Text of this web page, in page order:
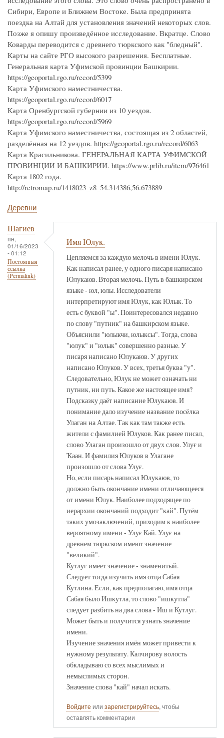
Сибири, Европе и Ближнем Востоке. Была предпринята
поездка на Алтай для установления значений некоторых слов.
Позже я опишу произведённое исследование. Вкратце. Слово
Коварды переводится с древнего тюркского как "бледный".
Карты на сайте РГО высокого разрешения. Бесплатные.
Генеральная карта Уфимской провинции Башкирии.
https://geoportal.rgo.ru/record/5399
Карта Уфимского наместничества.
https://geoportal.rgo.ru/record/6017
Карта Оренбургской губернии из 10 уездов.
https://geoportal.rgo.ru/record/5969
Карта Уфимского наместничества, состоящая из 2 областей,
разделённая на 12 уездов. https://geoportal.rgo.ru/record/6063
Карта Красильникова. ГЕНЕРАЛЬНАЯ КАРТА УФИМСКОЙ
ПРОВИНЦИИ И БАШКИРИИ. https://www.prlib.ru/item/976461
Карта 1802 года.
http://retromap.ru/1418023_z8_54.314386,56.673889
Деревни
Шагиев
пн,
01/16/2023
- 01:12
Постоянная
ссылка
(Permalink)
Имя Юлук.
Цепляемся за каждую мелочь в имени Юлук.
Как написал ранее, у одного писаря написано
Юлукаюв. Вторая мелочь. Путь в башкирском
языке - юл, юлы. Исследователи
интерпретируют имя Юлук, как Юлык. То
есть с буквой "ы". Поинтересовался недавно
по слову "путник" на башкирском языке.
Объяснили "юлыкчи, юлыксы". Тогда, слова
"юлук" и "юлык" совершенно разные. У
писаря написано Юлукаюв. У других
написано Юлуков. У всех, третья буква "у".
Следовательно, Юлук не может означать ни
путник, ни путь. Какое же настоящее имя?
Подсказку даёт написание Юлукаюв. И
понимание дало изучение название посёлка
Улаган на Алтае. Так как там также есть
жители с фамилией Юлуков. Как ранее писал,
слово Улаган произошло от двух слов. Улуғ и
Ҡаан. И фамилия Юлуков в Улагане
произошло от слова Улуғ.
Но, если писарь написал Юлукаюв, то
должно быть окончание имени отличающееся
от имени Юлук. Наиболее подходящее по
иерархии окончаний подходит "кай". Путём
таких умозаключений, приходим к наиболее
вероятному имени - Улуғ Кай. Улуғ на
древнем тюркском имеют значение
"великий".
Кутлуг имеет значение - знаменитый.
Следует тогда изучить имя отца Сабая
Кутлина. Если, как предполагаю, имя отца
Сабая было Ишкутла, то слово "ишкутла"
следует разбить на два слова - Иш и Кутлуг.
Может быть и получится узнать значение
имени.
Изучение значения имён может привести к
нужному результату. Калчирову волость
обкладываю со всех мыслимых и
немыслимых сторон.
Значение слова "кай" начал искать.
Войдите или зарегистрируйтесь, чтобы
оставлять комментарии